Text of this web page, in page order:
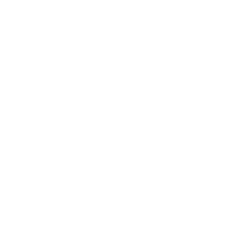
Produkten ist die individuelle Vorverschlüsselung
Inbetriebnahme ermöglicht. Sobald
Steckdosen gesteckt und per LAN-Kabel mit der
Geräten verbunden wird, ist das Powerline-
128-Bit Verschlüsselung hergestellt (Plug & Play).
Set ist kompatibel mit aktuellen Geräten der 1.200-,
werden leicht über das Programm
Bedienoberfläche vorgenommen.